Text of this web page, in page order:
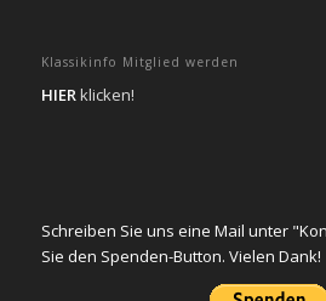
Klassikinfo Mitglied werden
HIERklicken!
Schreiben Sie uns eine Mail unter
Sie den Spenden-Button. Vielen Dank!